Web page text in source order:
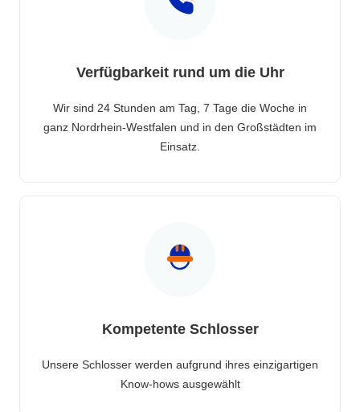
Verfügbarkeit rund um die Uhr
Wir sind 24 Stunden am Tag, 7 Tage die Woche in
ganz Nordrhein-Westfalen und in den Großstädten im
Einsatz.
Kompetente Schlosser
Unsere Schlosser werden aufgrund ihres einzigartigen
Know-hows ausgewählt